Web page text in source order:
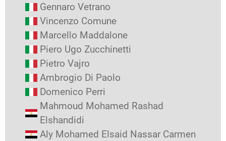
Gennaro Vetrano
Vincenzo Comune
Marcello Maddalone
Piero Ugo Zucchinetti
Pietro Vajro
Ambrogio Di Paolo
Domenico Perri
Mahmoud Mohamed Rashad
Elshandidi
Aly Mohamed Elsaid Nassar Carmen